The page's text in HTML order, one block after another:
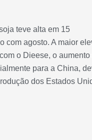
teve alta em 15
com agosto. A maior
o Dieese, o
para a China,
dos Estados